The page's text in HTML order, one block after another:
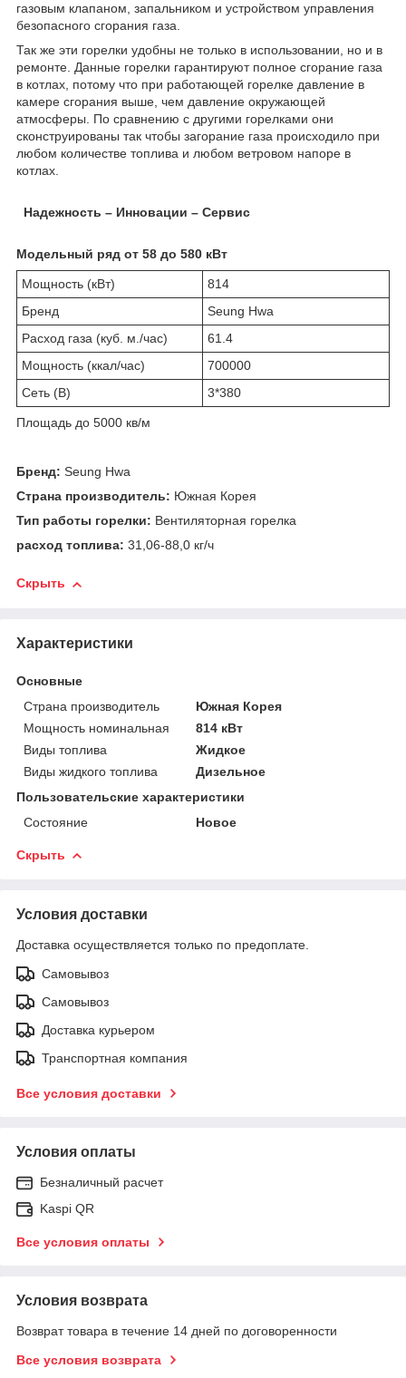
газовым клапаном, запальником и устройством управления
безопасного сгорания газа.
Так же эти горелки удобны не только в использовании, но и в
ремонте. Данные горелки гарантируют полное сгорание газа
в котлах, потому что при работающей горелке давление в
камере сгорания выше, чем давление окружающей
атмосферы. По сравнению с другими горелками они
сконструированы так чтобы загорание газа происходило при
любом количестве топлива и любом ветровом напоре в
котлах.
Надежность – Инновации – Сервис
Модельный ряд от 58 до 580 кВт
Мощность (кВт)
814
Бренд
Seung Hwa
Расход газа (куб. м./час)
61.4
Мощность (ккал/час)
700000
Сеть (В)
3*380
Площадь до 5000 кв/м
Бренд: Seung Hwа
Страна производитель: Южная Корея
Тип работы горелки: Вентиляторная горелка
расход топлива: 31,06-88,0 кг/ч
Скрыть
Характеристики
Основные
Страна производитель
Южная Корея
Мощность номинальная
814 кВт
Виды топлива
Жидкое
Виды жидкого топлива
Дизельное
Пользовательские характеристики
Состояние
Новое
Скрыть
Условия доставки
Доставка осуществляется только по предоплате.
Самовывоз
Самовывоз
Доставка курьером
Транспортная компания
Все условия доставки
Условия оплаты
Безналичный расчет
Kaspi QR
Все условия оплаты
Условия возврата
Возврат товара в течение 14 дней по договоренности
Все условия возврата